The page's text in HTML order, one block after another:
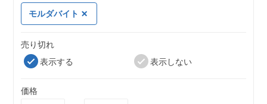
モルダバイト
売り切れ
表示する
表示しない
価格